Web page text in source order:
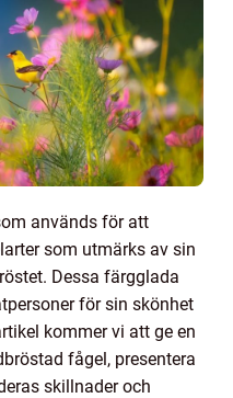
används för att
som utmärks av sin
Dessa färgglada
för sin skönhet
kommer vi att ge en
fågel, presentera
skillnader och